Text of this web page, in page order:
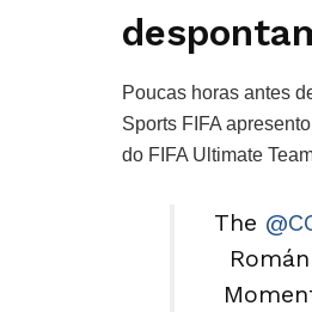
Poucas horas antes
Sports FIFA
do FIFA Ultimate
The